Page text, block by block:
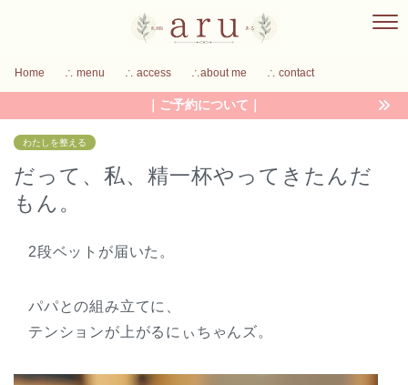
Home ∴ menu ∴ access ∴about me ∴ contact
｜ご予約について｜
わたしを整える
だって、私、精一杯やってきたんだ
もん。
2段ベットが届いた。
パパとの組み立てに、
テンションが上がるにぃちゃんズ。